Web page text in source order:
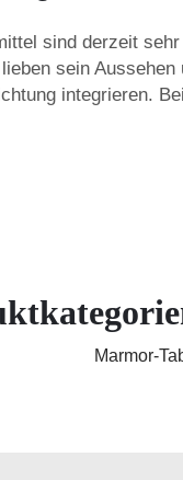
sind derzeit
sein
integrieren.
Marmor-